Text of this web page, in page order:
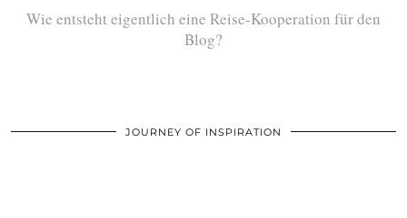
Wie entsteht eigentlich eine Reise-Kooperation für den
Blog?
JOURNEY OF INSPIRATION